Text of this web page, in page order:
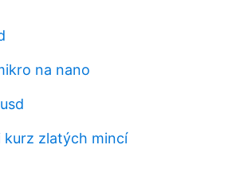
na nano
zlatých mincí